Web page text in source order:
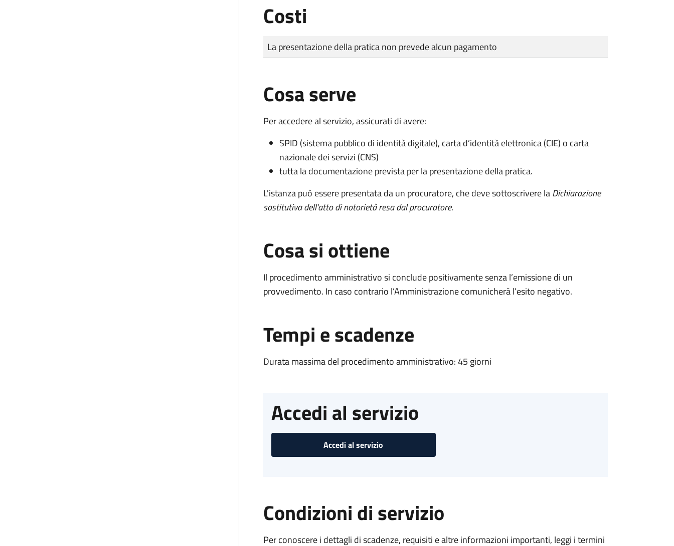
Costi
Tipo di pagamento
Importo
La presentazione della pratica non prevede alcun pagamento
Cosa serve
Per accedere al servizio, assicurati di avere:
SPID (sistema pubblico di identità digitale), carta d’identità elettronica (CIE) o carta
nazionale dei servizi (CNS)
tutta la documentazione prevista per la presentazione della pratica.
L'istanza può essere presentata da un procuratore, che deve sottoscrivere laDichiarazione
sostitutiva dell'atto di notorietà resa dal procuratore.
Cosa si ottiene
Il procedimento amministrativo si conclude positivamente senza l’emissione di un
provvedimento. In caso contrario l’Amministrazione comunicherà l’esito negativo.
Tempi e scadenze
Durata massima del procedimento amministrativo: 45 giorni
Accedi al servizio
Accedi al servizio
Condizioni di servizio
Per conoscere i dettagli di scadenze, requisiti e altre informazioni importanti, leggi i termini